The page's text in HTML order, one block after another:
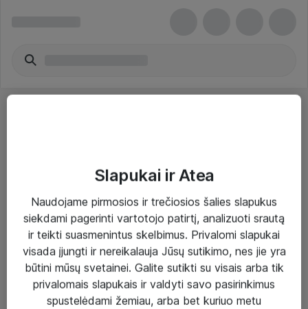
Paslaugos
Sprendimai
Įgyvendinti projektai
Atea ekspertų patarimai verslui
Slapukai ir Atea
Naudojame pirmosios ir trečiosios šalies slapukus
siekdami pagerinti vartotojo patirtį, analizuoti srautą
ir teikti suasmenintus skelbimus. Privalomi slapukai
visada įjungti ir nereikalauja Jūsų sutikimo, nes jie yra
būtini mūsų svetainei. Galite sutikti su visais arba tik
privalomais slapukais ir valdyti savo pasirinkimus
spustelėdami žemiau, arba bet kuriuo metu